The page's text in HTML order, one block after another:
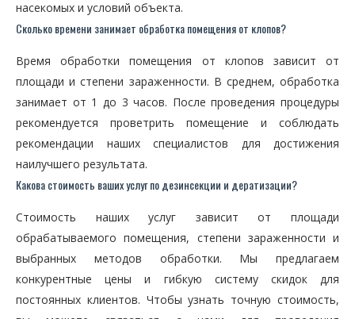
насекомых и условий объекта.
Сколько времени занимает обработка помещения от клопов?
Время обработки помещения от клопов зависит от
площади и степени зараженности. В среднем, обработка
занимает от 1 до 3 часов. После проведения процедуры
рекомендуется проветрить помещение и соблюдать
рекомендации наших специалистов для достижения
наилучшего результата.
Какова стоимость ваших услуг по дезинсекции и дератизации?
Стоимость наших услуг зависит от площади
обрабатываемого помещения, степени зараженности и
выбранных методов обработки. Мы предлагаем
конкурентные цены и гибкую систему скидок для
постоянных клиентов. Чтобы узнать точную стоимость,